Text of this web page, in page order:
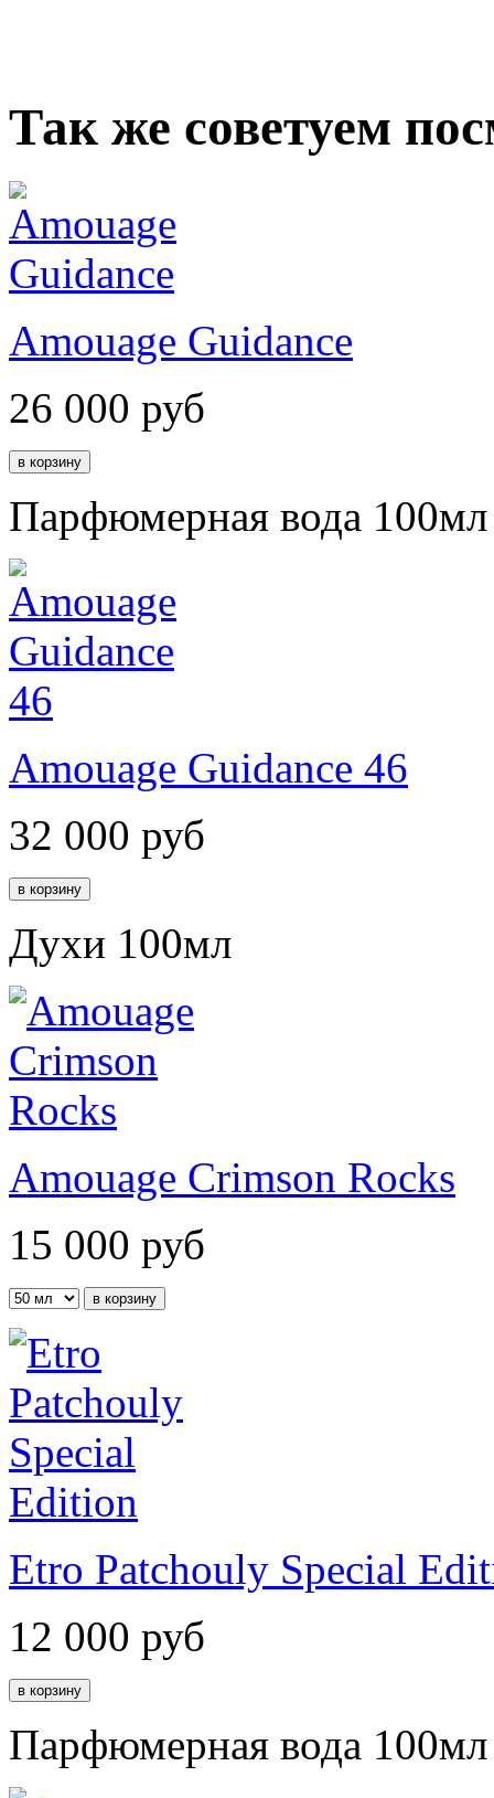
Так же советуем
Amouage Guidance
26 000 руб
Парфюмерная вода 100мл
Amouage Guidance 46
32 000 руб
Духи 100мл
Amouage Crimson Rocks
15 000 руб
Etro Patchouly Special
12 000 руб
Парфюмерная вода 100мл